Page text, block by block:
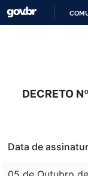
DECRETO
Data de